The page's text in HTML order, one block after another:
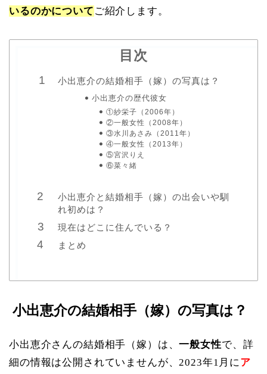
いるのかについて ご紹介します。
目次
小出恵介の結婚相手（嫁）の写真は？
小出恵介の歴代彼女
①紗栄子（2006年）
②一般女性（2008年）
③水川あさみ（2011年）
④一般女性（2013年）
⑤宮沢りえ
⑥菜々緒
小出恵介と結婚相手（嫁）の出会いや馴
れ初めは？
現在はどこに住んでいる？
まとめ
小出恵介の結婚相手（嫁）の写真は？
小出恵介さんの結婚相手（嫁）は、一般女性で、詳
細の情報は公開されていませんが、2023年1月にア